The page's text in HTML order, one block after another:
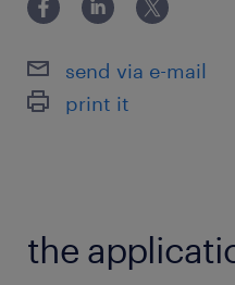
価値の向上の提案もし
最寄駅
send via e-mail
print it
the